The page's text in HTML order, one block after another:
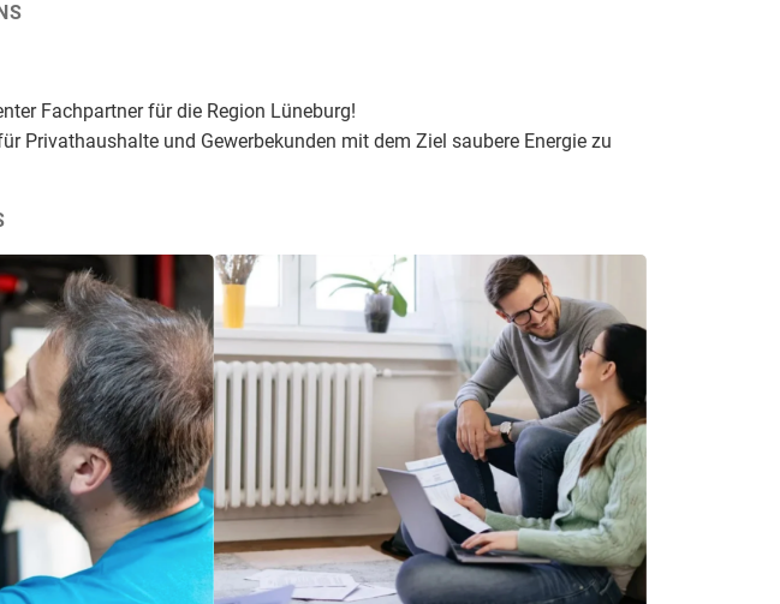
Fachpartner für die Region Lüneburg!
Privathaushalte und Gewerbekunden mit dem Ziel saubere Energie zu